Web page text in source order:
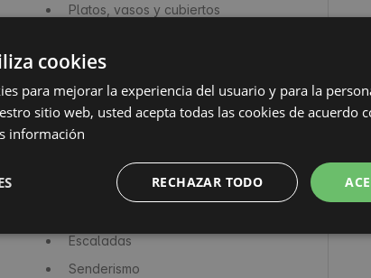
Platos, vasos y cubiertos
Horno
Instalaciones para personas con
discapacidades
Escaladas
Senderismo
cookies
para mejorar la experiencia del usuario y para la
sitio web, usted acepta todas las cookies de acuerdo
información
RECHAZAR TODO